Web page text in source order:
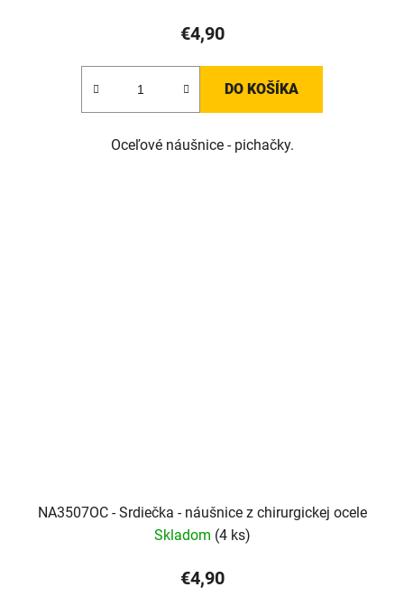
€4,90
DO KOŠÍKA
Oceľové náušnice - pichačky.
NA3507OC - Srdiečka - náušnice z chirurgickej ocele
Skladom (4 ks)
€4,90